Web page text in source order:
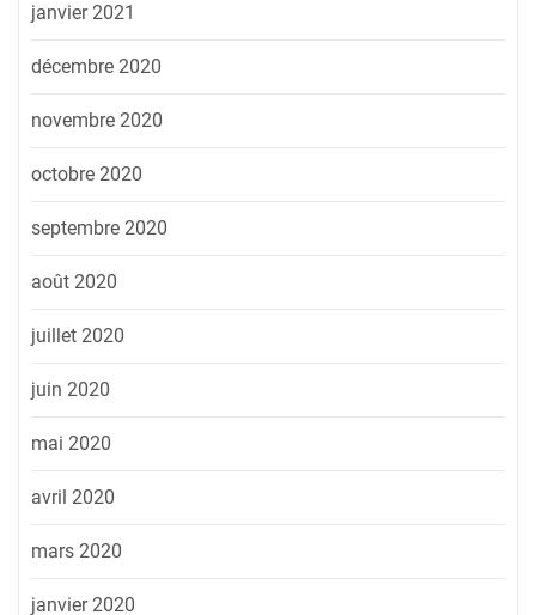
janvier 2021
décembre 2020
novembre 2020
octobre 2020
septembre 2020
août 2020
juillet 2020
juin 2020
mai 2020
avril 2020
mars 2020
janvier 2020